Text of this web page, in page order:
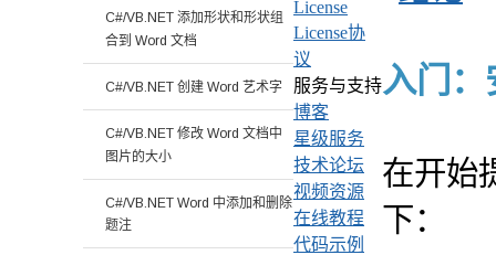
入门：
在开始
下：
C#/VB.NET 添加形状和形状组
合到 Word 文档
C#/VB.NET 创建 Word 艺术字
C#/VB.NET 修改 Word 文档中
图片的大小
C#/VB.NET Word 中添加和删除
题注
License
License协
议
服务与支持
博客
星级服务
技术论坛
视频资源
在线教程
代码示例